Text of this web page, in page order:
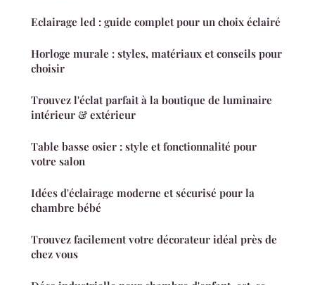
Eclairage led : guide complet pour un choix éclairé
Horloge murale : styles, matériaux et conseils pour
choisir
Trouvez l'éclat parfait à la boutique de luminaire
intérieur & extérieur
Table basse osier : style et fonctionnalité pour
votre salon
Idées d'éclairage moderne et sécurisé pour la
chambre bébé
Trouvez facilement votre décorateur idéal près de
chez vous